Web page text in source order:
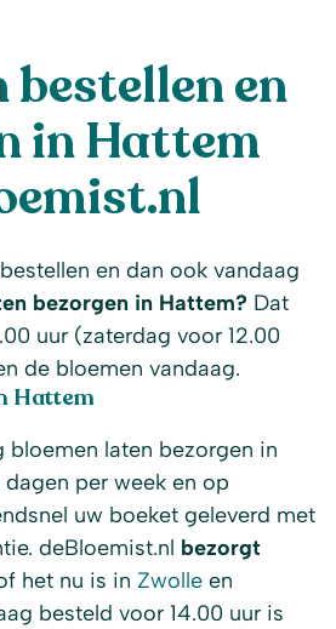
bestellen en
in Hattem
bestellen en dan ook vandaag
bezorgen in Hattem? Dat
uur (zaterdag voor 12.00
de bloemen vandaag.
Hattem
bloemen laten bezorgen in
per week en op
uw boeket geleverd met
deBloemist.nl bezorgt
het nu is in Zwolle en
besteld voor 14.00 uur is